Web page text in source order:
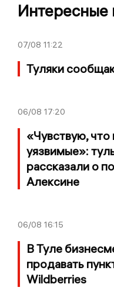
Интересные
07/08 11:22
Туляки
06/08 17:20
«Чувствую,
уязвимые»:
рассказали о
Алексине
06/08 16:15
В Туле
продавать
Wildberries